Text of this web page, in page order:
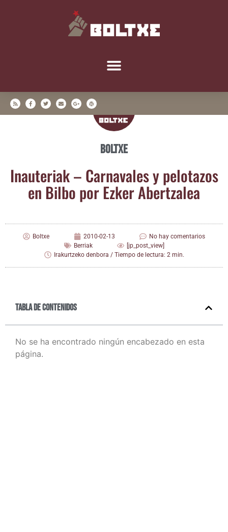
Boltxe
Inaute­riak – Car­na­va­les y pelo­ta­zos
en Bil­bo por Ezker Abertzalea
Boltxe 2010-02-13
No hay comentarios
Berriak
[jp_post_view]
Irakurtzeko denbora / Tiempo de lectura: 2 min.
Tabla de contenidos
No se ha encontrado ningún encabezado en esta
página.